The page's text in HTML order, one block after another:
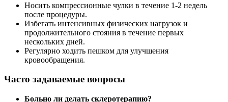
Носить компрессионные чулки в течение 1-2 недель
после процедуры.
Избегать интенсивных физических нагрузок и
продолжительного стояния в течение первых
нескольких дней.
Регулярно ходить пешком для улучшения
кровообращения.
Часто задаваемые вопросы
Больно ли делать склеротерапию?